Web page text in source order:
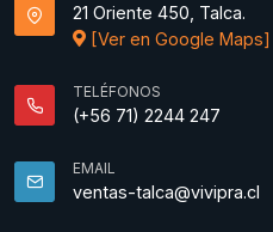
21 Oriente 450, Talca.
[Ver en Google Maps]
TELÉFONOS
(+56 71) 2244 247
EMAIL
ventas-talca@vivipra.cl